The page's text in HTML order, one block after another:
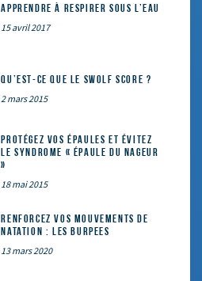
Apprendre à respirer sous l’eau
15 avril 2017
Qu’est-ce que le SWOLF SCORE ?
2 mars 2015
Protégez vos épaules et évitez
le syndrome « épaule du nageur
»
18 mai 2015
Renforcez vos mouvements de
natation : les Burpees
13 mars 2020